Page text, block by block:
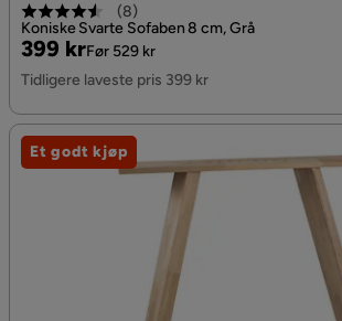
(8)
Koniske Svarte Sofaben 8 cm, Grå
Pris
399 kr
Original
Pris
Før 529 kr
Tidligere laveste pris 399 kr
Et godt kjøp